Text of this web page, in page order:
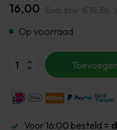
16,00 Excl. btw €19,36
Op voorraad
Voor 16:00 besteld =